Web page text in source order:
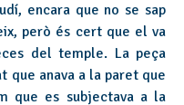
encara que no se sap
però és cert que el va
del temple. La peça
anava a la paret que
que es subjectava a la